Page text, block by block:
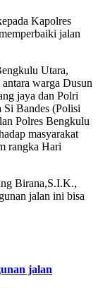
Kapolres
jalan
Utara,
warga Dusun
jaya dan Polri
Si Bandes (Polisi
Polres Bengkulu
masyarakat
rangka Hari
Birana,S.I.K.,
jalan ini bisa
jalan